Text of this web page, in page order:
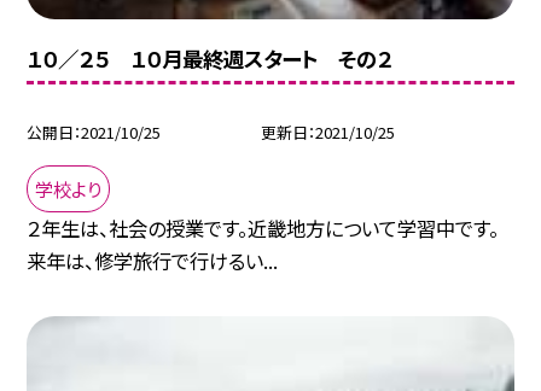
１０／２５ １０月最終週スタート その２
公開日 2021/10/25 更新日 2021/10/25
学校より
２年生は、社会の授業です。近畿地方について学習中です。
来年は、修学旅行で行けるい...